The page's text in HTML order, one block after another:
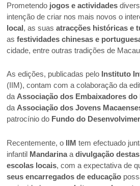
Prometendo jogos e actividades
intenção de criar nos mais novos o
local, as suasatracções históricas e
asfestividades chinesas e
cidade, entre outras tradições de
As edições, publicadas pelo Instituto
(IIM), contam com a colaboração da
da Associação dos Embaixadores
da Associação dos Jovens
patrocínio do Fundo do
Recentemente, o IIM tem efectuado
infantil Mandarinaadivulgação
escolas locais, com a expectativa de
seus encarregados de educação